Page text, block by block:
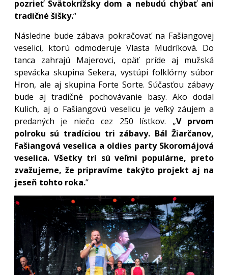
pozrieť Svätokrížsky dom a nebudú chýbať ani
tradičné šišky.“
Následne bude zábava pokračovať na Fašiangovej
veselici, ktorú odmoderuje Vlasta Mudríková. Do
tanca zahrajú Majerovci, opäť príde aj mužská
spevácka skupina Sekera, vystúpi folklórny súbor
Hron, ale aj skupina Forte Sorte. Súčasťou zábavy
bude aj tradičné pochovávanie basy. Ako dodal
Kulich, aj o Fašiangovú veselicu je veľký záujem a
predaných je niečo cez 250 lístkov. „V prvom
polroku sú tradíciou tri zábavy. Bál Žiarčanov,
Fašiangová veselica a oldies party Skoromájová
veselica. Všetky tri sú veľmi populárne, preto
zvažujeme, že pripravíme takýto projekt aj na
jeseň tohto roka.“